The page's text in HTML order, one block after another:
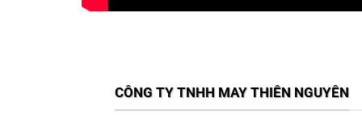
CÔNG TY TNHH MAY THIÊN NGUYÊN